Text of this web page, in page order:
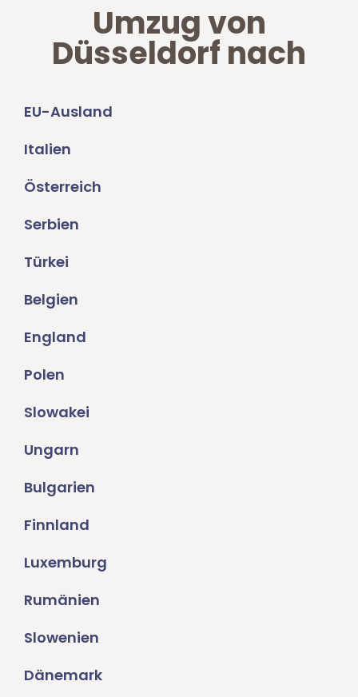
Umzug von
Düsseldorf nach
EU-Ausland
Italien
Österreich
Serbien
Türkei
Belgien
England
Polen
Slowakei
Ungarn
Bulgarien
Finnland
Luxemburg
Rumänien
Slowenien
Dänemark